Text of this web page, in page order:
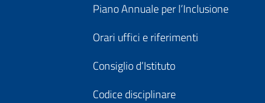
Piano Annuale per l’Inclusione
Orari uffici e riferimenti
Consiglio d’Istituto
Codice disciplinare